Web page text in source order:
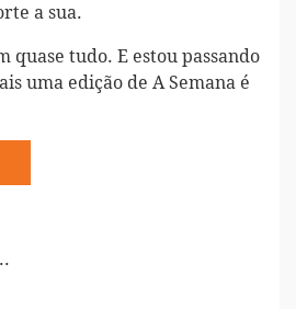
a sua.
quase tudo. E estou passando
uma edição de A Semana é